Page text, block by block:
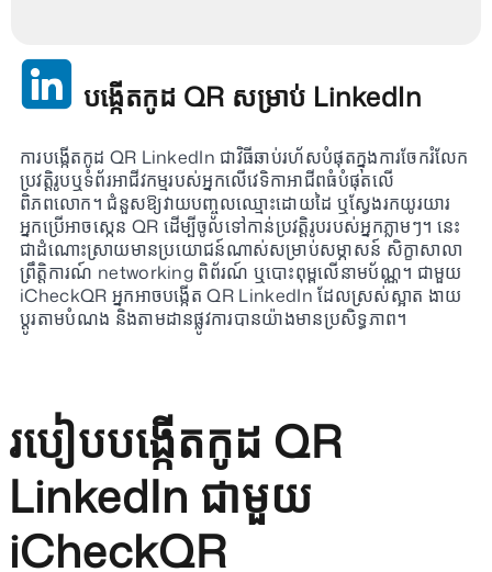
បង្កើតកូដ QR សម្រាប់ LinkedIn
ការបង្កើតកូដ QR LinkedIn ជាវិធីឆាប់រហ័សបំផុតក្នុងការចែករំលែក
ប្រវត្តិរូបឬទំព័រអាជីវកម្មរបស់អ្នកលើវេទិកាអាជីពធំបំផុតលើ
ពិភពលោក។ ជំនួសឱ្យវាយបញ្ចូលឈ្មោះដោយដៃ ឬស្វែងរកយូរយារ
អ្នកប្រើអាចស្កេន QR ដើម្បីចូលទៅកាន់ប្រវត្តិរូបរបស់អ្នកភ្លាមៗ។ នេះ
ជាដំណោះស្រាយមានប្រយោជន៍ណាស់សម្រាប់សម្ភាសន៍ សិក្ខាសាលា
ព្រឹត្តិការណ៍ networking ពិព័រណ៍ ឬបោះពុម្ពលើនាមប័ណ្ណ។ ជាមួយ
iCheckQR អ្នកអាចបង្កើត QR LinkedIn ដែលស្រស់ស្អាត ងាយ
ប្ដូរតាមបំណង និងតាមដានផ្លូវការបានយ៉ាងមានប្រសិទ្ធភាព។
របៀបបង្កើតកូដ QR
LinkedIn ជាមួយ
iCheckQR